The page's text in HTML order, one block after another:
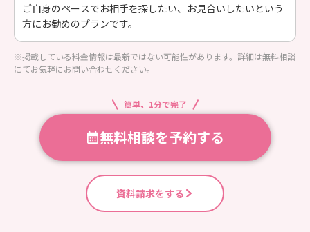
ご自身のペースでお相手を探したい、お見合いしたいという
方にお勧めのプランです。
※掲載している料金情報は最新ではない可能性があります。詳細は無料相談
にてお気軽にお問い合わせください。
簡単、1分で完了
無料相談を予約する
資料請求をする